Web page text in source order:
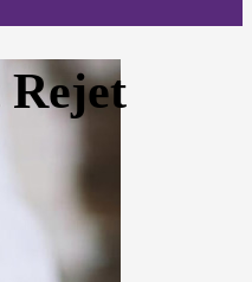
Rejet